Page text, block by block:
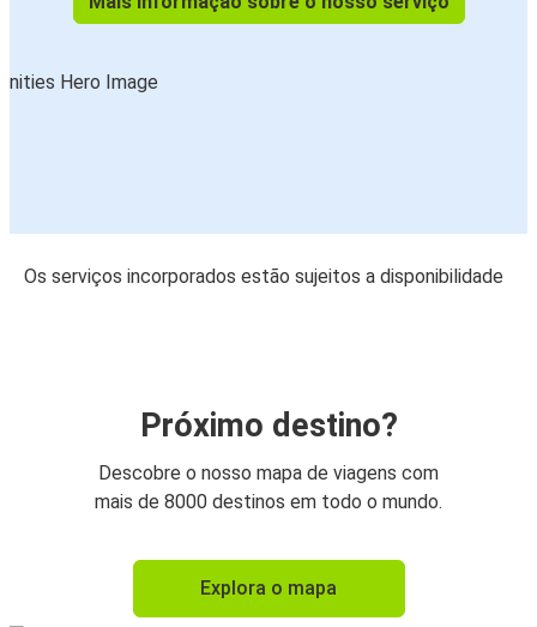
Os serviços incorporados estão sujeitos a disponibilidade
Próximo destino?
Descobre o nosso mapa de viagens com
mais de 8000 destinos em todo o mundo.
Explora o mapa